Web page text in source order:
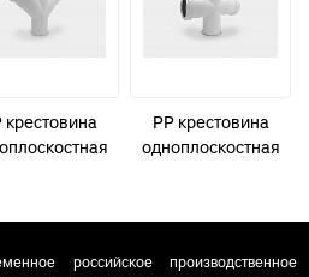
крестовина
45° УЮТ
PP крестовина
одноплоскостная
D50х50х50/90° УЮТ
российское производственное